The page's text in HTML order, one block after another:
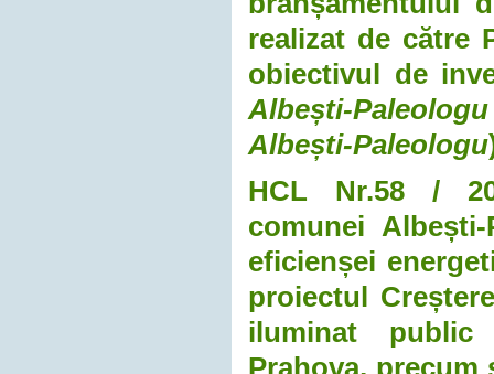
realizat de către
obiectivul de
Albești-Paleologu
Albești-Paleologu
HCL Nr.58 /
comunei
eficienșei
proiectul
iluminat public
Prahova, precum